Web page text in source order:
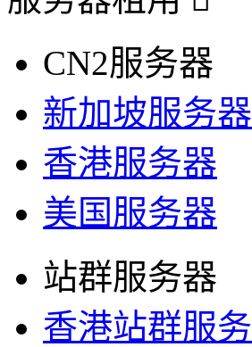
CN2服务器
新加坡服务器
香港服务器
美国服务器
站群服务器
香港站群服